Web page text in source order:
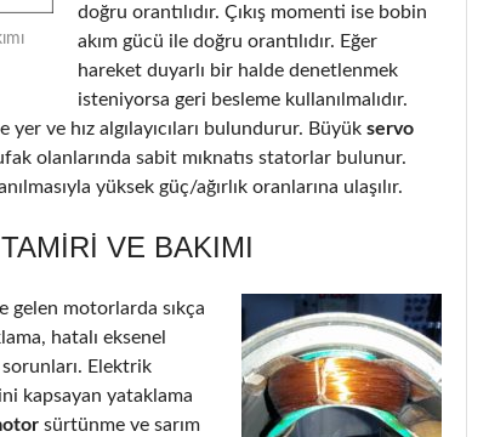
doğru orantılıdır. Çıkış momenti ise bobin
akım gücü ile doğru orantılıdır. Eğer
hareket duyarlı bir halde denetlenmek
isteniyorsa geri besleme kullanılmalıdır.
ve hız algılayıcıları bulundurur. Büyük servo
olanlarında sabit mıknatıs statorlar bulunur.
yüksek güç/ağırlık oranlarına ulaşılır.
VE BAKIMI
gelen motorlarda sıkça
hatalı eksenel
Elektrik
kapsayan yataklama
sürtünme ve sarım